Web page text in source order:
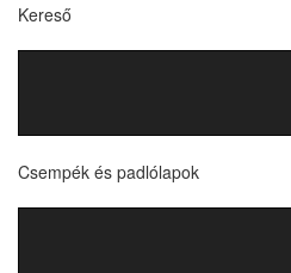
Kereső
Csempék és padlólapok